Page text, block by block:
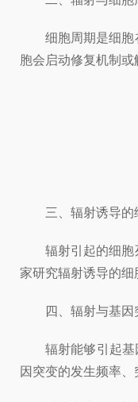
细胞周期是细胞在
胞会启动修复机制
三、辐射诱导的
辐射引起的细胞死
家研究辐射诱导的
四、辐射与基因
辐射能够引起基因
因突变的发生频率